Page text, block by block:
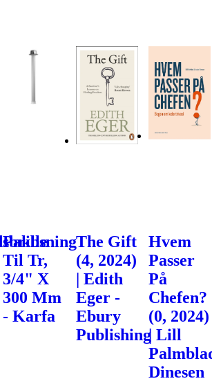
Pakbsning
Til Tr,
3/4" X
300 Mm
- Karfa
The Gift
(4, 2024)
| Edith
Eger -
Ebury
Publishing
Hvem
Passer
På
Chefen?
(0, 2024)
| Lill
Dinesen